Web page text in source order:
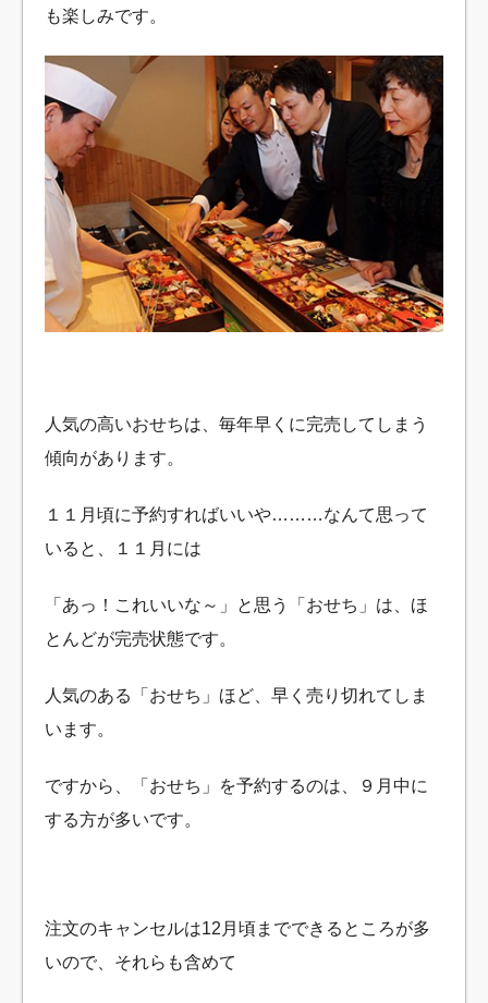
も楽しみです。
人気の高いおせちは、毎年早くに完売してしまう
傾向があります。
１１月頃に予約すればいいや………なんて思って
いると、１１月には
「あっ！これいいな～」と思う「おせち」は、ほ
とんどが完売状態です。
人気のある「おせち」ほど、早く売り切れてしま
います。
ですから、「おせち」を予約するのは、９月中に
する方が多いです。
注文のキャンセルは12月頃までできるところが多
いので、それらも含めて